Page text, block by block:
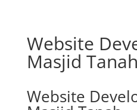
Website
Masjid Tanah
Website